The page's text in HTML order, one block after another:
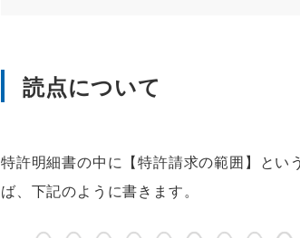
読点について
特許明細書の中に【特許請求の範囲】とい
ば、下記のように書きます。